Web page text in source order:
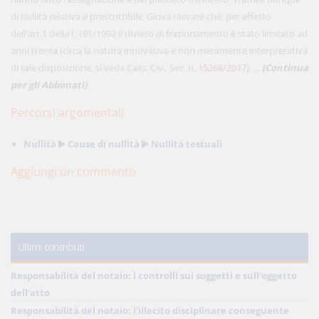
di nullità relativa e prescrittibile. Giova rilevare che, per effetto
dell'art.1 della l. 191/1992 il divieto di frazionamento è stato limitato ad
anni trenta (circa la natura innovativa e non meramente interpretativa
di tale disposizione, si veda Cass. Civ., Sez. II, 15268/2017). ... (Continua
per gli Abbonati)
Percorsi argomentali
Nullità Cause di nullità Nullità testuali
Aggiungi un commento
Ultimi contributi
Responsabilità del notaio: i controlli sui soggetti e sull'oggetto
dell'atto
Responsabilità del notaio: l'illecito disciplinare conseguente